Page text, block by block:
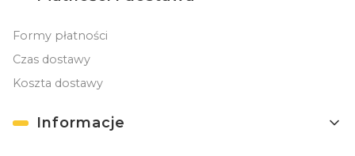
Formy płatności
Czas dostawy
Koszta dostawy
Informacje